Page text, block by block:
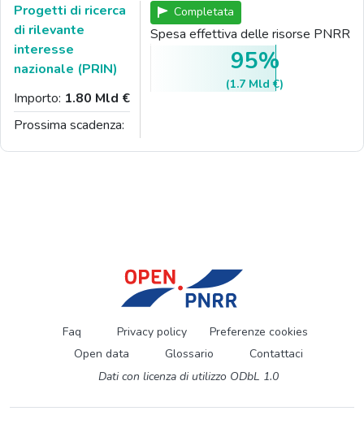
Progetti di ricerca
di rilevante
interesse
nazionale (PRIN)
Importo: 1.80 Mld €
Prossima scadenza:
Completata
Spesa effettiva delle risorse PNRR
95%
(1.7 Mld €)
Faq Privacy policy
Preferenze cookies
Open data
Glossario
Contattaci
Dati con licenza di utilizzo ODbL 1.0